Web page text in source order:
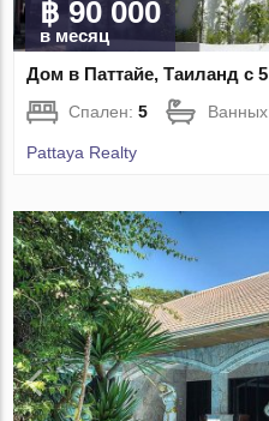
฿ 90 000
в месяц
Дом в Паттайе, Таиланд с
Спален:5
Pattaya Realty